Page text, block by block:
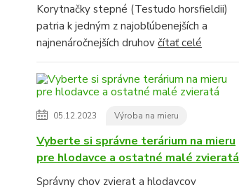
Korytnačky stepné (Testudo horsfieldii)
patria k jedným z najobľúbenejších a
najnenáročnejších druhov čítať celé
05.12.2023 Výroba na mieru
Vyberte si správne terárium na mieru
pre hlodavce a ostatné malé zvieratá
Správny chov zvierat a hlodavcov